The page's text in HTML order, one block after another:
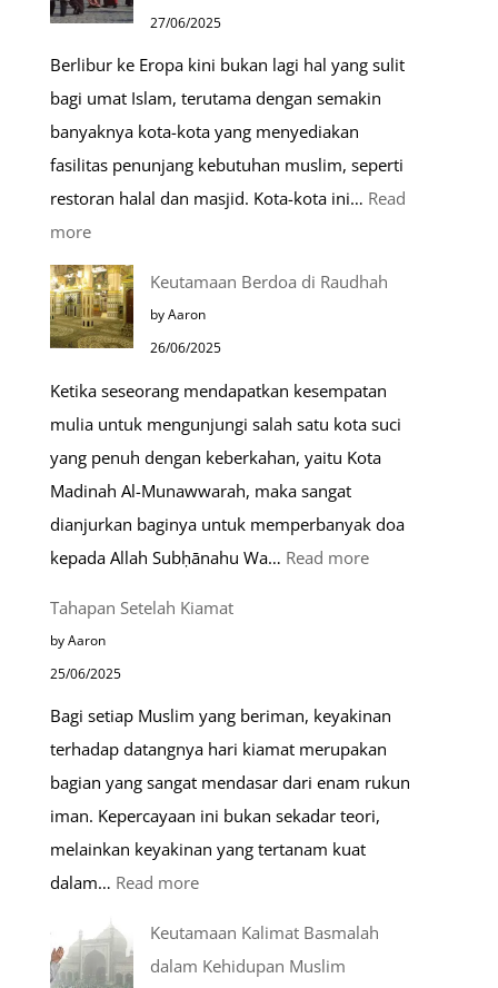
Masjid
Nabawi
27/06/2025
Berlibur ke Eropa kini bukan lagi hal yang sulit
bagi umat Islam, terutama dengan semakin
banyaknya kota-kota yang menyediakan
fasilitas penunjang kebutuhan muslim, seperti
restoran halal dan masjid. Kota-kota ini… Read
more:
10
Kota
Ramah
di
Eropa
Keutamaan Berdoa di Raudhah
by Aaron
26/06/2025
Ketika seseorang mendapatkan kesempatan
mulia untuk mengunjungi salah satu kota suci
yang penuh dengan keberkahan, yaitu Kota
Madinah Al-Munawwarah, maka sangat
dianjurkan baginya untuk memperbanyak doa
kepada Allah Subḥānahu Wa… Read more:
Tahapan Setelah Kiamat
by Aaron
25/06/2025
Bagi setiap Muslim yang beriman, keyakinan
terhadap datangnya hari kiamat merupakan
bagian yang sangat mendasar dari enam rukun
iman. Kepercayaan ini bukan sekadar teori,
melainkan keyakinan yang tertanam kuat
dalam… Read more:
Keutamaan Kalimat Basmalah
dalam Kehidupan Muslim